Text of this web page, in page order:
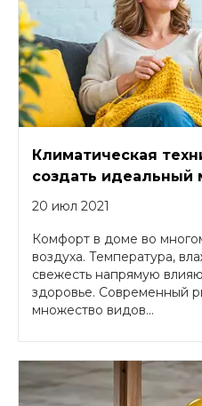
Климатическая
создать идеальный
20 июл 2021
Комфорт в доме во
воздуха. Температура,
свежесть напрямую
здоровье. Современный
множество видов...